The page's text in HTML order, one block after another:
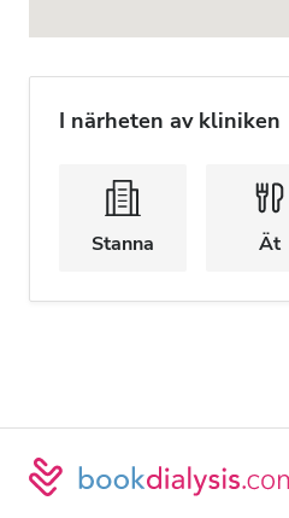
I närheten av kliniken
Stanna Ät